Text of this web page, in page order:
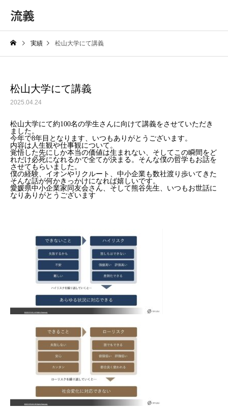
流義
実績 松山大学にて講義
松山大学にて講義
2025.04.24
松山大学にて約100名の学生さんに向けて講義をさせていただき
ました。
今年で8年目となります、いつもありがとうございます。
内容は人生観や仕事観について。
覚悟した先にしか本当の価値は生まれない、そしてこの瞬間をど
れだけ必死になれるかで全てが決まる。そんな僕の哲学もお話を
させてもらいました。
僕の経験、イオンやリクルート、中小企業も数社渡り歩いてきた
そんな話が何かきっかけになれば嬉しいです。
愛媛県中小企業家同友会さん、そして熊谷先生、いつもお世話に
なりありがとうございます